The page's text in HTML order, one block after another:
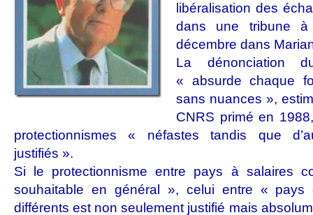
libéralisation des
dans une tribune
décembre dans
La dénonciation
« absurde chaque
sans nuances »,
CNRS primé en
protectionnismes « néfastes tandis que
justifiés ».
Si le protectionnisme entre pays à salaires
souhaitable en général », celui entre «
différents est non seulement justifié mais